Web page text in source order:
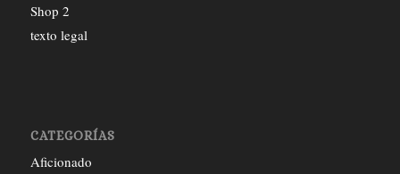
Shop 2
texto legal
CATEGORÍAS
Aficionado